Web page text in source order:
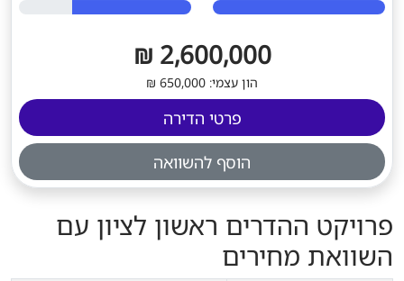
2,600,000 ₪
הון עצמי: 650,000 ₪
פרטי הדירה
הוסף להשוואה
פרויקט ההדרים ראשון לציון עם
השוואת מחירים